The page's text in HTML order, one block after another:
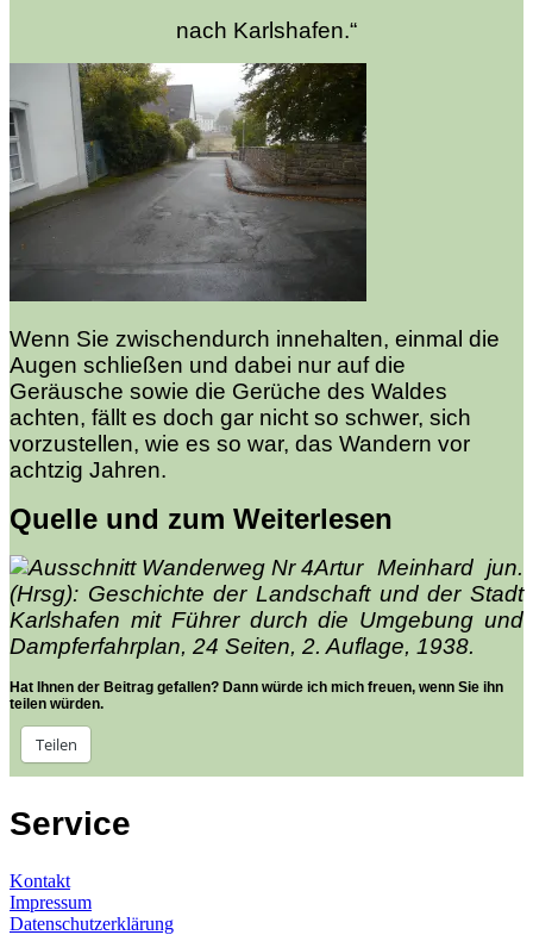
nach Karlshafen.“
Wenn Sie zwischendurch innehalten, einmal die
Augen schließen und dabei nur auf die
Geräusche sowie die Gerüche des Waldes
achten, fällt es doch gar nicht so schwer, sich
vorzustellen, wie es so war, das Wandern vor
achtzig Jahren.
Quelle und zum Weiterlesen
Artur Meinhard jun.
(Hrsg): Geschichte der Landschaft und der Stadt
Karlshafen mit Führer durch die Umgebung und
Dampferfahrplan, 24 Seiten, 2. Auflage, 1938.
Hat Ihnen der Beitrag gefallen? Dann würde ich mich freuen, wenn Sie ihn
teilen würden.
Teilen
Service
Kontakt
Impressum
Datenschutzerklärung